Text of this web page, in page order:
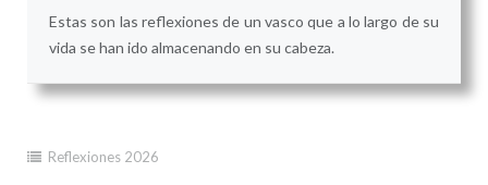
Estas son las reflexiones de un vasco que a lo largo de su
vida se han ido almacenando en su cabeza.
Reflexiones 2026